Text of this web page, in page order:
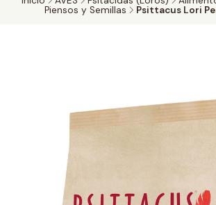
Piensos y Semillas
Psittacus Lori